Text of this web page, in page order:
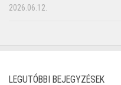
2026.06.12.
LEGUTÓBBI BEJEGYZÉSEK